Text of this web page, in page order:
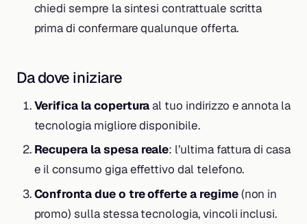
chiedi sempre la sintesi contrattuale scritta
prima di confermare qualunque offerta.
Da dove iniziare
Verifica la coperturaal tuo indirizzo e annota la
tecnologia migliore disponibile.
Recupera la spesa reale: l’ultima fattura di casa
e il consumo giga effettivo dal telefono.
Confronta due o tre offerte a regime(non in
promo) sulla stessa tecnologia, vincoli inclusi.